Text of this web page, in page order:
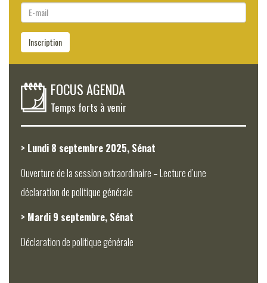
E-
mail
Inscription
FOCUS AGENDA
Temps forts à venir
> Lundi 8 septembre 2025, Sénat
Ouverture de la session extraordinaire – Lecture d’une
déclaration de politique générale
> Mardi 9 septembre, Sénat
Déclaration de politique générale